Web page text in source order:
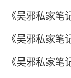
《吴邪私家
《吴邪私家
《吴邪私家